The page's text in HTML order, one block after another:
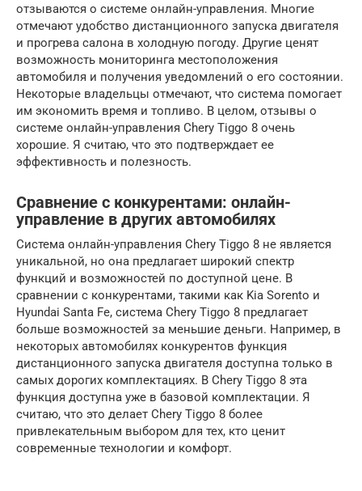
отзываются о системе онлайн-управления. Многие
отмечают удобство дистанционного запуска двигателя
и прогрева салона в холодную погоду. Другие ценят
возможность мониторинга местоположения
автомобиля и получения уведомлений о его состоянии.
Некоторые владельцы отмечают, что система помогает
им экономить время и топливо. В целом, отзывы о
системе онлайн-управления Chery Tiggo 8 очень
хорошие. Я считаю, что это подтверждает ее
эффективность и полезность.
Сравнение с конкурентами: онлайн-
управление в других автомобилях
Система онлайн-управления Chery Tiggo 8 не является
уникальной, но она предлагает широкий спектр
функций и возможностей по доступной цене. В
сравнении с конкурентами, такими как Kia Sorento и
Hyundai Santa Fe, система Chery Tiggo 8 предлагает
больше возможностей за меньшие деньги. Например, в
некоторых автомобилях конкурентов функция
дистанционного запуска двигателя доступна только в
самых дорогих комплектациях. В Chery Tiggo 8 эта
функция доступна уже в базовой комплектации. Я
считаю, что это делает Chery Tiggo 8 более
привлекательным выбором для тех, кто ценит
современные технологии и комфорт.